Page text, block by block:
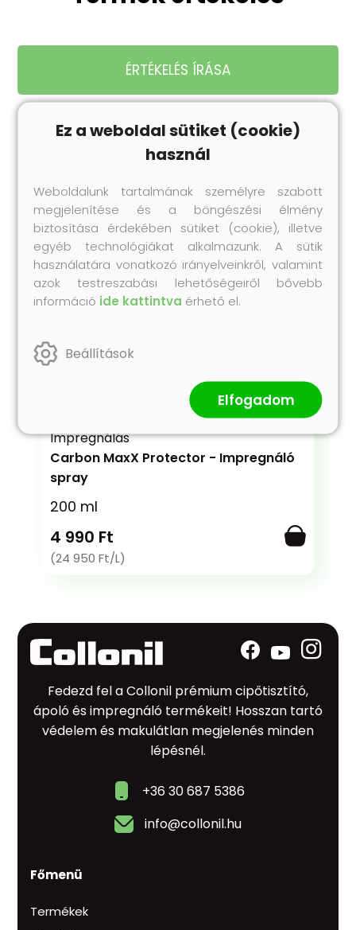
ÉRTÉKELÉS ÍRÁSA
Legnépszerűbb
termékeink
Próbáld ki te is korábbi vásárlóink kedvenc
Collonil termékeit!
Impregnálás
Carbon MaxX Protector - Impregnáló
spray
200 ml
4 990 Ft
(24 950 Ft/L)
Fedezd fel a Collonil prémium cipőtisztító,
ápoló és impregnáló termékeit! Hosszan tartó
védelem és makulátlan megjelenés minden
lépésnél.
+36 30 687 5386
info@collonil.hu
Főmenü
Termékek
Ez a weboldal sütiket (cookie)
használ
Weboldalunk tartalmának személyre szabott
megjelenítése és a böngészési élmény
biztosítása érdekében sütiket (cookie), illetve
egyéb technológiákat alkalmazunk. A sütik
használatára vonatkozó irányelveinkről, valamint
azok testreszabási lehetőségeiről bővebb
információ ide kattintva érhető el.
Beállítások
Elfogadom